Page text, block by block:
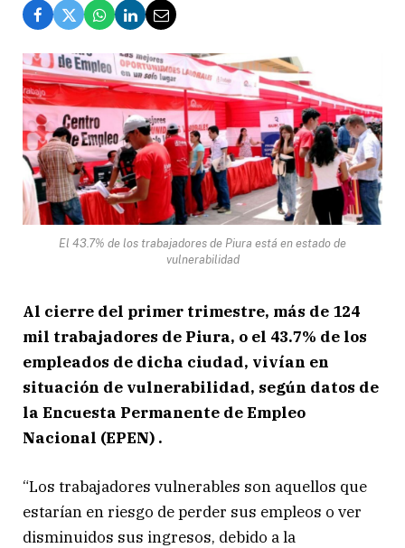
El 43.7% de los trabajadores de Piura está en estado de
vulnerabilidad
Al cierre del primer trimestre, más de 124
mil trabajadores de Piura, o el 43.7% de los
empleados de dicha ciudad, vivían en
situación de vulnerabilidad, según datos de
la Encuesta Permanente de Empleo
Nacional (EPEN) .
“Los trabajadores vulnerables son aquellos que
estarían en riesgo de perder sus empleos o ver
disminuidos sus ingresos, debido a la